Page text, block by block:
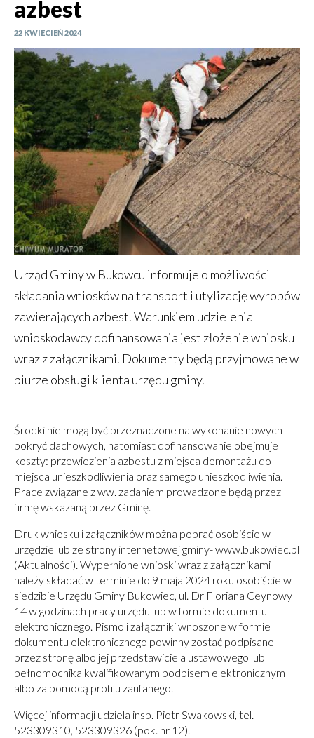
azbest
22 KWIECIEŃ 2024
Urząd Gminy w Bukowcu informuje o możliwości
składania wniosków na transport i utylizację wyrobów
zawierających azbest. Warunkiem udzielenia
wnioskodawcy dofinansowania jest złożenie wniosku
wraz z załącznikami. Dokumenty będą przyjmowane w
biurze obsługi klienta urzędu gminy.
Środki nie mogą być przeznaczone na wykonanie nowych
pokryć dachowych, natomiast dofinansowanie obejmuje
koszty: przewiezienia azbestu z miejsca demontażu do
miejsca unieszkodliwienia oraz samego unieszkodliwienia.
Prace związane z ww. zadaniem prowadzone będą przez
firmę wskazaną przez Gminę.
Druk wniosku i załączników można pobrać osobiście w
urzędzie lub ze strony internetowej gminy- www.bukowiec.pl
(Aktualności). Wypełnione wnioski wraz z załącznikami
należy składać w terminie do 9 maja 2024 roku osobiście w
siedzibie Urzędu Gminy Bukowiec, ul. Dr Floriana Ceynowy
14 w godzinach pracy urzędu lub w formie dokumentu
elektronicznego. Pismo i załączniki wnoszone w formie
dokumentu elektronicznego powinny zostać podpisane
przez stronę albo jej przedstawiciela ustawowego lub
pełnomocnika kwalifikowanym podpisem elektronicznym
albo za pomocą profilu zaufanego.
Więcej informacji udziela insp. Piotr Swakowski, tel.
523309310, 523309326 (pok. nr 12).